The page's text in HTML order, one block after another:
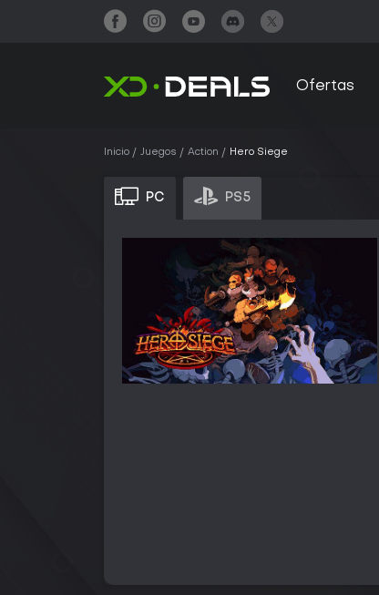
Ofertas
Inicio Juegos Action Hero Siege
PC PS5